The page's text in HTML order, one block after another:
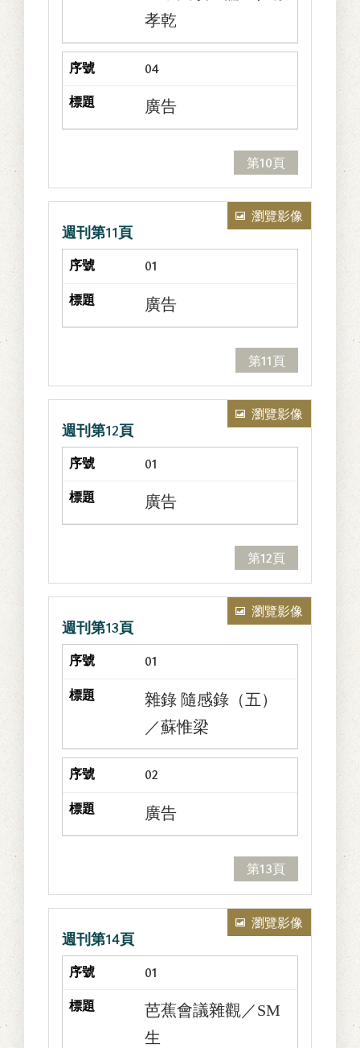
孝乾
04
廣告
第10頁
週刊第11頁
瀏覽影像
01
廣告
第11頁
週刊第12頁
瀏覽影像
01
廣告
第12頁
週刊第13頁
瀏覽影像
01
雜錄 隨感錄（五）
／蘇惟梁
02
廣告
第13頁
週刊第14頁
瀏覽影像
01
芭蕉會議雜觀／SM
生